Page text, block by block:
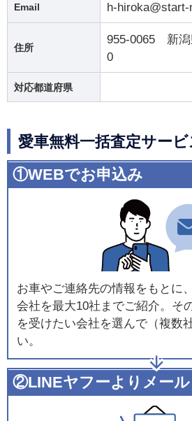
Email h-
住所
955-0065 新潟
0
対応都道府県
愛車無料一括査定サー
①WEBでお申込み
お車やご連絡先の情報をもとに
会社を最大10社までご紹介。そ
を受けたい会社を選んで（複数
い。
②LINEヤフーよりメール